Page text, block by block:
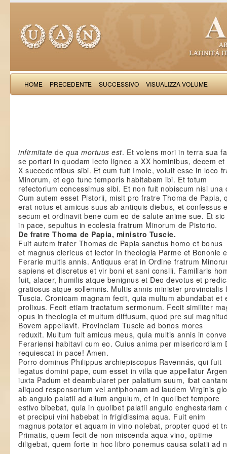
HOME PRECEDENTE SUCCESSIVO VISUALIZZA VOLUME
infirmitatedequa mortuus est. Et volens mori in terra sua
se portari in quodam lecto ligneo a XX hominibus, decem et
X succedentibus sibi. Et cum fuit Imole, voluit esse in loco
Minorum, et ego tunc temporis habitabam ibi. Et totum
refectorium concessimus sibi. Et non fuit nobiscum nisi una
Cum autem esset Pistorii, misit pro fratre Thoma de Papia,
erat notus et amicus suus ab antiquis diebus, et confessus
secum et ordinavit bene cum eo de salute anime sue. Et
in pace, sepultus in ecclesia fratrum Minorum de Pistorio.
De fratre Thoma de Papia, ministro Tuscie.
Fuit autem frater Thomas de Papia sanctus homo et bonus
et magnus clericus et lector in theologia Parme et Bononie
Ferarie multis annis. Antiquus erat in Ordine fratrum
sapiens et discretus et vir boni et sani consili. Familiaris
fuit, alacer, humilis atque benignus et Deo devotus et
gratiosus atque sollemnis. Multis annis minister provincialis
Tuscia. Cronicam magnam fecit, quia multum abundabat et
prolixus. Fecit etiam tractatum sermonum. Fecit similiter
opus in theologia et multum diffusum, quod pre sui
Bovem appellavit. Provinciam Tuscie ad bonos mores
reduxit. Multum fuit amicus meus, quia multis annis in
Ferariensi habitavi cum eo. Cuius anima per misericordiam
requiescat in pace! Amen.
Porro dominus Philippus archiepiscopus Ravennás, qui fuit
legatus domini pape, cum esset in villa que appellatur
iuxta Padum et deambularet per palatium suum, ibat
aliquod responsorium vel antiphonam ad laudem Virginis
ab angulo palatii ad alium angulum, et in quolibet tempore
estivo bibebat, quia in quolibet palatii angulo enghestariam
et precipui vini habebat in frigidissima aqua. Fuit enim
magnus potator et aquam in vino nolebat, propter quod et
Primatis, quem fecit de non miscenda aqua vino, optime
diligebat, quem forte in hoc libro ponemus causa solatii ad